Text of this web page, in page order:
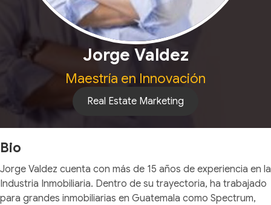
Jorge Valdez
Maestría en Innovación
Real Estate Marketing
Bio
Jorge Valdez cuenta con más de 15 años de experiencia en la
Industria Inmobiliaria. Dentro de su trayectoria, ha trabajado
para grandes inmobiliarias en Guatemala como Spectrum,